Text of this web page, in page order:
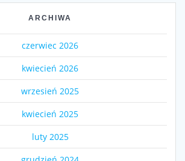
ARCHIWA
czerwiec 2026
kwiecień 2026
wrzesień 2025
kwiecień 2025
luty 2025